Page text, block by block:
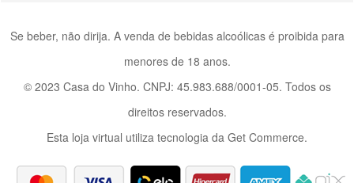
Se beber, não dirija. A venda de bebidas alcoólicas é proibida para
menores de 18 anos.
© 2023 Casa do Vinho. CNPJ: 45.983.688/0001-05. Todos os
direitos reservados.
Esta loja virtual utiliza tecnologia da Get Commerce.